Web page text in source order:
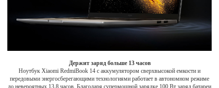
Держит заряд больше 13 часов
Ноутбук Xiaomi RedmiBook 14 с аккумулятором сверхвысокой емкости и
передовыми энергосберегающими технологиями работает в автономном режиме